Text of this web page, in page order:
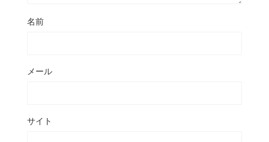
名前
メール
サイト